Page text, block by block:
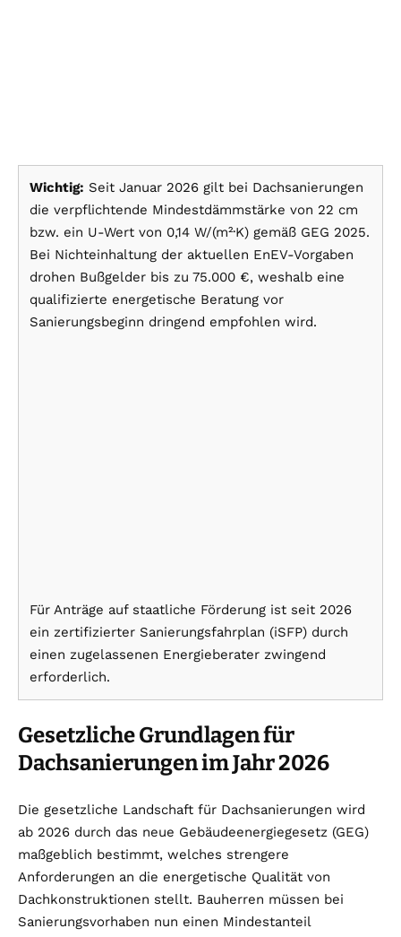
Wichtig: Seit Januar 2026 gilt bei Dachsanierungen
die verpflichtende Mindestdämmstärke von 22 cm
bzw. ein U-Wert von 0,14 W/(m²·K) gemäß GEG 2025.
Bei Nichteinhaltung der aktuellen EnEV-Vorgaben
drohen Bußgelder bis zu 75.000 €, weshalb eine
qualifizierte energetische Beratung vor
Sanierungsbeginn dringend empfohlen wird.
Für Anträge auf staatliche Förderung ist seit 2026
ein zertifizierter Sanierungsfahrplan (iSFP) durch
einen zugelassenen Energieberater zwingend
erforderlich.
Gesetzliche Grundlagen für
Dachsanierungen im Jahr 2026
Die gesetzliche Landschaft für Dachsanierungen wird
ab 2026 durch das neue Gebäudeenergiegesetz (GEG)
maßgeblich bestimmt, welches strengere
Anforderungen an die energetische Qualität von
Dachkonstruktionen stellt. Bauherren müssen bei
Sanierungsvorhaben nun einen Mindestanteil